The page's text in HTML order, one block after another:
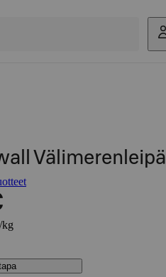
Välimerenleipä